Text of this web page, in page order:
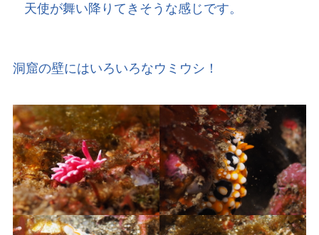
天使が舞い降りてきそうな感じです。
洞窟の壁にはいろいろなウミウシ！